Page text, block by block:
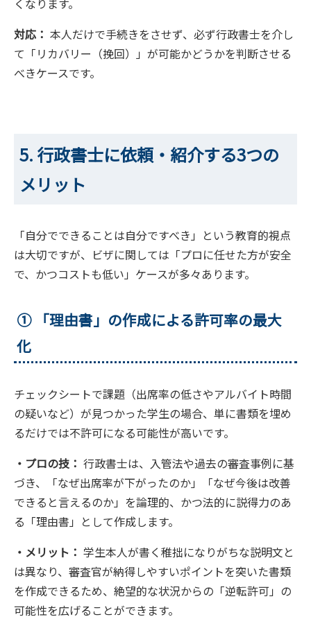
くなります。
対応： 本人だけで手続きをさせず、必ず行政書士を介し
て「リカバリー（挽回）」が可能かどうかを判断させる
べきケースです。
5. 行政書士に依頼・紹介する3つの
メリット
「自分でできることは自分ですべき」という教育的視点
は大切ですが、ビザに関しては「プロに任せた方が安全
で、かつコストも低い」ケースが多々あります。
① 「理由書」の作成による許可率の最大
化
チェックシートで課題（出席率の低さやアルバイト時間
の疑いなど）が見つかった学生の場合、単に書類を埋め
るだけでは不許可になる可能性が高いです。
・プロの技： 行政書士は、入管法や過去の審査事例に基
づき、「なぜ出席率が下がったのか」「なぜ今後は改善
できると言えるのか」を論理的、かつ法的に説得力のあ
る「理由書」として作成します。
・メリット： 学生本人が書く稚拙になりがちな説明文と
は異なり、審査官が納得しやすいポイントを突いた書類
を作成できるため、絶望的な状況からの「逆転許可」の
可能性を広げることができます。